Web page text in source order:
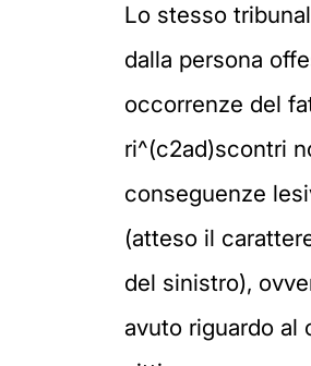
Lo stesso
dalla persona
occorrenze del
ri^(c2ad)scontri
conseguenze
(atteso il
del sinistro),
avuto riguardo al